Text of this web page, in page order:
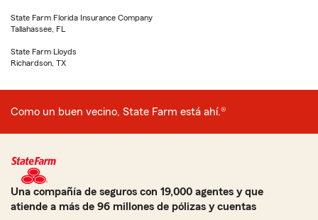
State Farm Florida Insurance Company
Tallahassee, FL
State Farm Lloyds
Richardson, TX
Como un buen vecino, State Farm está ahí.®
Una compañía de seguros con 19,000 agentes y que
atiende a más de 96 millones de pólizas y cuentas